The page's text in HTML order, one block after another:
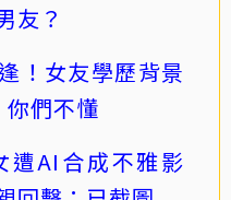
友？
！女友學歷背景
們不懂
遭AI合成不雅影